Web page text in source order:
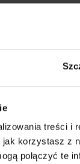
treści i
korzystasz z
połączyć te